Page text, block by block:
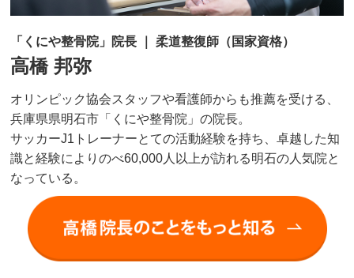
「くにや整骨院」院長 ｜ 柔道整復師（国家資格）
高橋 邦弥
オリンピック協会スタッフや看護師からも推薦を受ける、
兵庫県県明石市「くにや整骨院」の院長。
サッカーJ1トレーナーとての活動経験を持ち、卓越した知
識と経験によりのべ60,000人以上が訪れる明石の人気院と
なっている。